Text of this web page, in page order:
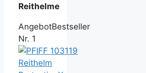
Reithelme
AngebotBestseller
Nr. 1